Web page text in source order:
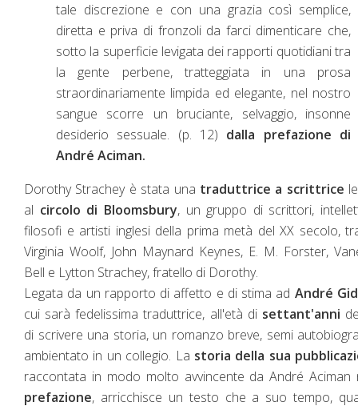
tale discrezione e con una grazia così semplice,
diretta e priva di fronzoli da farci dimenticare che,
sotto la superficie levigata dei rapporti quotidiani tra
la gente perbene, tratteggiata in una prosa
straordinariamente limpida ed elegante, nel nostro
sangue scorre un bruciante, selvaggio, insonne
desiderio sessuale. (p. 12) dalla prefazione di
André Aciman.
Dorothy Strachey è stata una traduttrice a scrittrice
al circolo di Bloomsbury, un gruppo di scrittori,
filosofi e artisti inglesi della prima metà del XX secolo,
Virginia Woolf, John Maynard Keynes, E. M. Forster,
Bell e Lytton Strachey, fratello di Dorothy.
Legata da un rapporto di affetto e di stima ad André
cui sarà fedelissima traduttrice, all'età di settant'anni
di scrivere una storia, un romanzo breve, semi
ambientato in un collegio. La storia della sua
raccontata in modo molto avvincente da André Aciman
prefazione, arricchisce un testo che a suo tempo,